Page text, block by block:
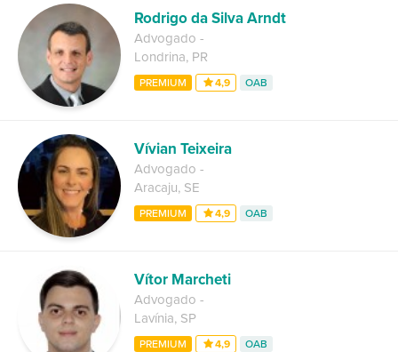
Rodrigo da Silva Arndt
Advogado -
Londrina, PR
PREMIUM 4,9 OAB
Vívian Teixeira
Advogado -
Aracaju, SE
PREMIUM 4,9 OAB
Vítor Marcheti
Advogado -
Lavínia, SP
PREMIUM 4,9 OAB